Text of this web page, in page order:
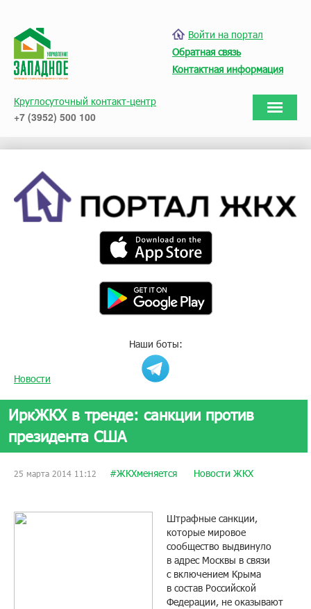
Войти на портал
Обратная связь
Контактная информация
Круглосуточный контакт-центр
+7 (3952) 500 100
Наши боты:
Новости
ИркЖКХ в тренде: санкции против
президента США
25 марта 2014 11:12 #ЖКХменяется Новости ЖКХ
Штрафные санкции,
которые мировое
сообщество выдвинуло
в адрес Москвы в связи
с включением Крыма
в состав Российской
Федерации, не оказывают